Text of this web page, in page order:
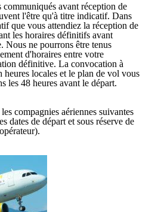
communiqués avant réception de
l'être qu'à titre indicatif. Dans
que vous attendiez la réception de
les horaires définitifs avant
Nous ne pourrons être tenus
d'horaires entre votre
définitive. La convocation à
heures locales et le plan de vol vous
les 48 heures avant le départ.
compagnies aériennes suivantes
dates de départ et sous réserve de